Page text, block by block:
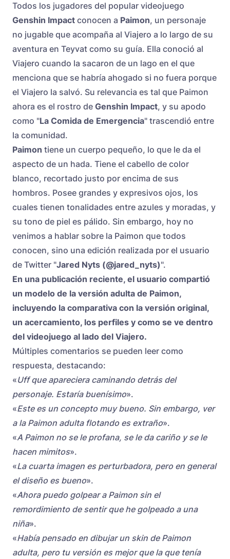
Todos los jugadores del popular videojuego
Genshin Impact conocen a Paimon, un personaje
no jugable que acompaña al Viajero a lo largo de su
aventura en Teyvat como su guía. Ella conoció al
Viajero cuando la sacaron de un lago en el que
menciona que se habría ahogado si no fuera porque
el Viajero la salvó. Su relevancia es tal que Paimon
ahora es el rostro de Genshin Impact, y su apodo
como "La Comida de Emergencia" trascendió entre
la comunidad.
Paimon tiene un cuerpo pequeño, lo que le da el
aspecto de un hada. Tiene el cabello de color
blanco, recortado justo por encima de sus
hombros. Posee grandes y expresivos ojos, los
cuales tienen tonalidades entre azules y moradas, y
su tono de piel es pálido. Sin embargo, hoy no
venimos a hablar sobre la Paimon que todos
conocen, sino una edición realizada por el usuario
de Twitter "Jared Nyts (@jared_nyts)".
En una publicación reciente, el usuario compartió
un modelo de la versión adulta de Paimon,
incluyendo la comparativa con la versión original,
un acercamiento, los perfiles y como se ve dentro
del videojuego al lado del Viajero.
Múltiples comentarios se pueden leer como
respuesta, destacando:
«Uff que apareciera caminando detrás del
personaje. Estaría buenísimo».
«Este es un concepto muy bueno. Sin embargo, ver
a la Paimon adulta flotando es extraño».
«A Paimon no se le profana, se le da cariño y se le
hacen mimitos».
«La cuarta imagen es perturbadora, pero en general
el diseño es bueno».
«Ahora puedo golpear a Paimon sin el
remordimiento de sentir que he golpeado a una
niña».
«Había pensado en dibujar un skin de Paimon
adulta, pero tu versión es mejor que la que tenía